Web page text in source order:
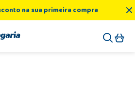
na sua primeira compra